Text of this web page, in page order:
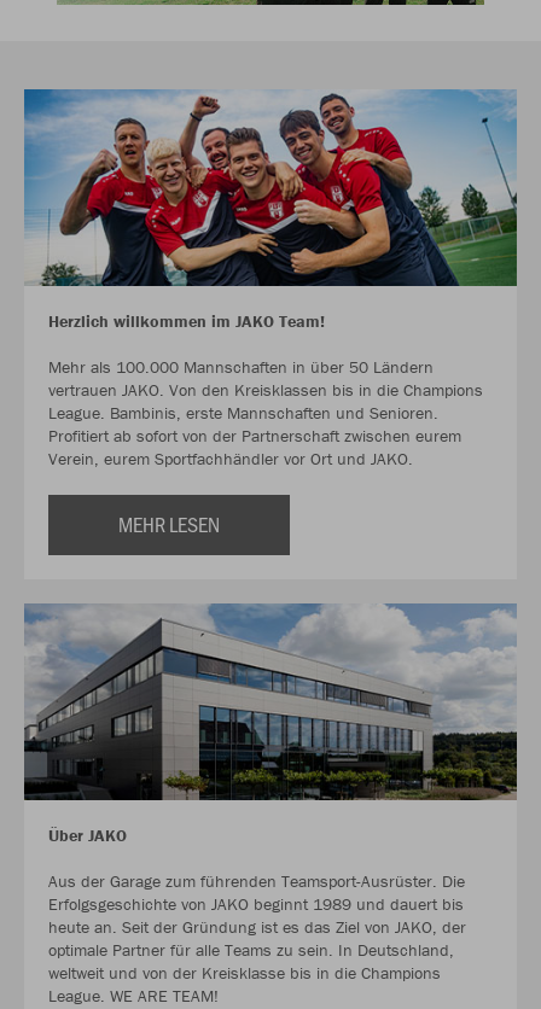
Herzlich willkommen im JAKO Team!
Mehr als 100.000 Mannschaften in über 50 Ländern
vertrauen JAKO. Von den Kreisklassen bis in die Champions
League. Bambinis, erste Mannschaften und Senioren.
Profitiert ab sofort von der Partnerschaft zwischen eurem
Verein, eurem Sportfachhändler vor Ort und JAKO.
MEHR LESEN
Über JAKO
Aus der Garage zum führenden Teamsport-Ausrüster. Die
Erfolgsgeschichte von JAKO beginnt 1989 und dauert bis
heute an. Seit der Gründung ist es das Ziel von JAKO, der
optimale Partner für alle Teams zu sein. In Deutschland,
weltweit und von der Kreisklasse bis in die Champions
League. WE ARE TEAM!